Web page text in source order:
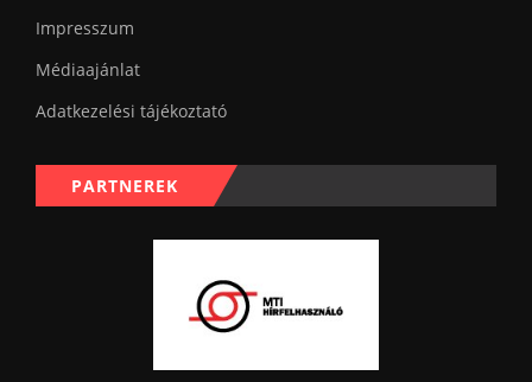
Impresszum
Médiaajánlat
Adatkezelési tájékoztató
PARTNEREK